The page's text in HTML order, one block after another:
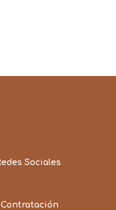
Sociales